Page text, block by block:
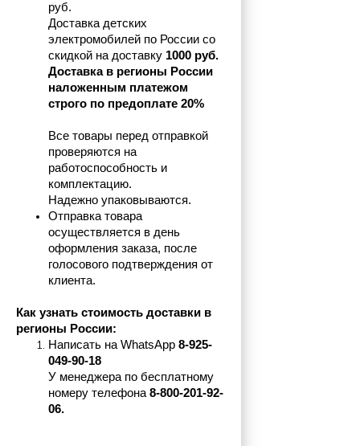
руб.
Доставка детских
электромобилей по России со
скидкой на доставку 1000 руб.
Доставка в регионы России
наложенным платежом
строго по предоплате 20%
Все товары перед отправкой
проверяются на
работоспособность и
комплектацию.
Надежно упаковываются.
Отправка товара
осуществляется в день
оформления заказа, после
голосового подтверждения от
клиента.
Как узнать стоимость доставки в
регионы России:
Написать на WhatsApp 8-925-
049-90-18
У менеджера по бесплатному
номеру телефона 8-800-201-92-
06.